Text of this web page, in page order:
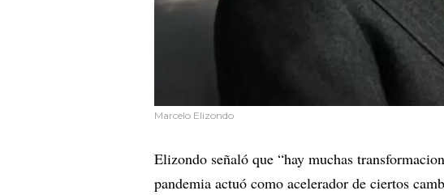
Marcelo Elizondo
Elizondo señaló que “hay muchas
pandemia actuó como acelerador de ciertos